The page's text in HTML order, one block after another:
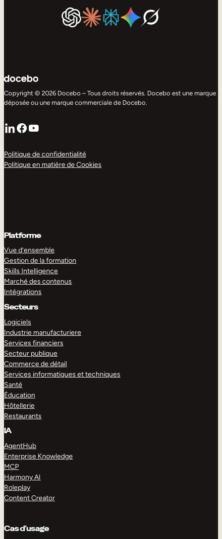
Copyright © 2026 Docebo – Tous droits réservés. Docebo est une marque
déposée ou une marque commerciale de Docebo.
LinkedIn
Facebook
YouTube
Politique de confidentialité
Politique en matière de Cookies
Platforme
Vue d’ensemble
Gestion de la formation
Skills Intelligence
Marché des contenus
Intégrations
Secteurs
Logiciels
Industrie manufacturiere
Services financiers
Secteur publique
Commerce de détail
Services informatiques et techniques
Santé
Éducation
Hôtellerie
Restaurants
IA
AgentHub
Enterprise Knowledge
MCP
Harmony AI
Roleplay
Content Creator
Cas d’usage